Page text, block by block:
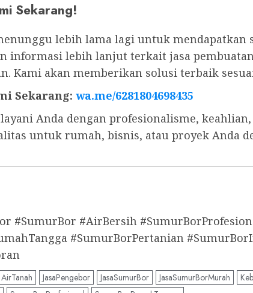
Sekarang!
lebih lama lagi untuk
informasi lebih lanjut terkait jasa
Kami akan memberikan solusi terbaik
Sekarang: wa.me/6281804698435
Anda dengan profesionalisme,
untuk rumah, bisnis, atau proyek Anda
#SumurBor #AirBersih
#SumurBorPertanian
AirTanah JasaPengebor JasaSumurBor JasaSumurBorMurah